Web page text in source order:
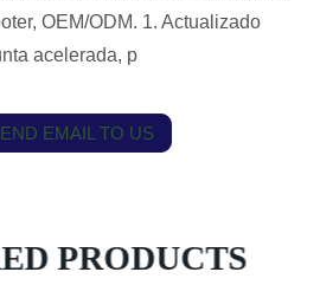
OEM/ODM. 1. Actualizado
acelerada, p
EMAIL TO US
PRODUCTS